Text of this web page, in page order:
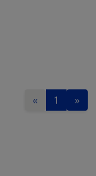
« 1 »